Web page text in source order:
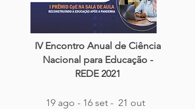
IV Encontro Anual de Ciência
Nacional para Educação -
REDE 2021
19 ago - 16 set - 21 out